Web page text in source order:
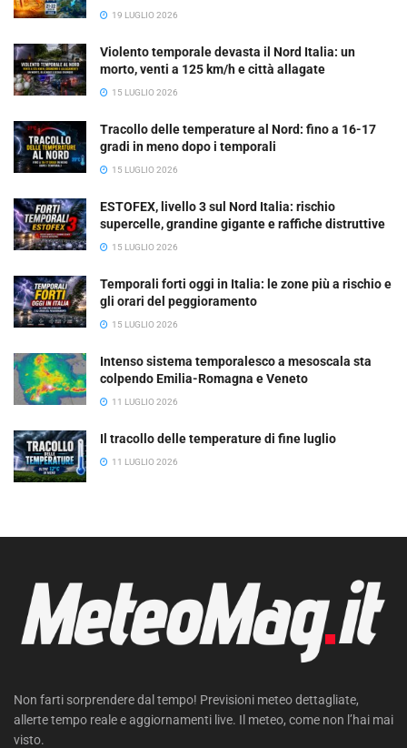
19 LUGLIO 2026
Violento temporale devasta il Nord Italia: un
morto, venti a 125 km/h e città allagate
15 LUGLIO 2026
Tracollo delle temperature al Nord: fino a 16-17
gradi in meno dopo i temporali
15 LUGLIO 2026
ESTOFEX, livello 3 sul Nord Italia: rischio
supercelle, grandine gigante e raffiche distruttive
15 LUGLIO 2026
Temporali forti oggi in Italia: le zone più a rischio e
gli orari del peggioramento
15 LUGLIO 2026
Intenso sistema temporalesco a mesoscala sta
colpendo Emilia-Romagna e Veneto
11 LUGLIO 2026
Il tracollo delle temperature di fine luglio
11 LUGLIO 2026
Non farti sorprendere dal tempo! Previsioni meteo dettagliate,
allerte tempo reale e aggiornamenti live. Il meteo, come non l’hai mai
visto.